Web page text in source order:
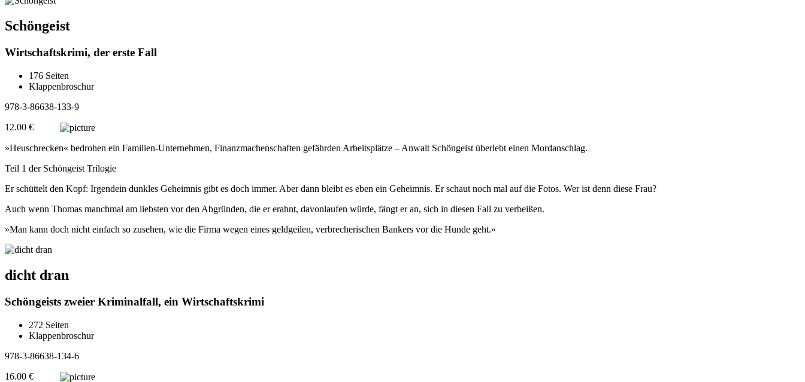
Schöngeist
Wirtschaftskrimi, der erste Fall
176 Seiten
Klappenbroschur
978-3-86638-133-9
12.00 €
»Heuschrecken« bedrohen ein Familien-Unternehmen, Finanzmachenschaften gefährden Arbeitsplätze – Anwalt Schöngeist überlebt einen Mordanschlag.
Teil 1 der Schöngeist Trilogie
Er schüttelt den Kopf: Irgendein dunkles Geheimnis gibt es doch immer. Aber dann bleibt es eben ein Geheimnis. Er schaut noch mal auf die Fotos. Wer ist denn diese Frau?
Auch wenn Thomas manchmal am liebsten vor den Abgründen, die er erahnt, davonlaufen würde, fängt er an, sich in diesen Fall zu verbeißen.
»Man kann doch nicht einfach so zusehen, wie die Firma wegen eines geldgeilen, verbrecherischen Bankers vor die Hunde geht.«
dicht dran
Schöngeists zweier Kriminalfall, ein Wirtschaftskrimi
272 Seiten
Klappenbroschur
978-3-86638-134-6
16.00 €